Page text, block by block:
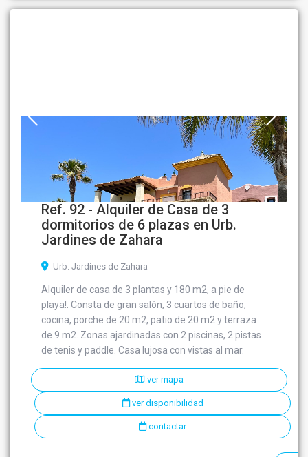
Ref. 92 - Alquiler de Casa de 3
dormitorios de 6 plazas en Urb.
Jardines de Zahara
Urb. Jardines de Zahara
Alquiler de casa de 3 plantas y 180 m2, a pie de
playa!. Consta de gran salón, 3 cuartos de baño,
cocina, porche de 20 m2, patio de 20 m2 y terraza
de 9 m2. Zonas ajardinadas con 2 piscinas, 2 pistas
de tenis y paddle. Casa lujosa con vistas al mar.
ver mapa
ver disponibilidad
contactar